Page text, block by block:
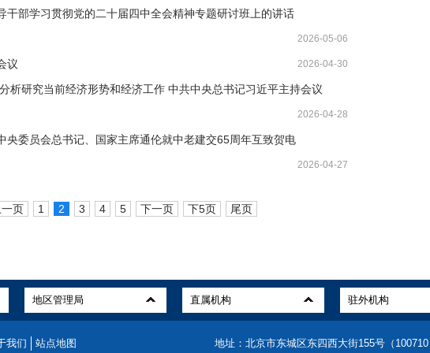
干部学习贯彻党的二十届四中全会精神专题研讨班上的讲话
2026-05-06
议 2026-04-30
析研究当前经济形势和经济工作 中共中央总书记习近平主持会议
2026-04-28
央委员会总书记、国家主席通伦就中老建交65周年互致贺电
2026-04-27
一页 1 2 3 4 5 下一页 下5页 尾页
我们 站点地图 地址：北京市东城区东四西大街155号（